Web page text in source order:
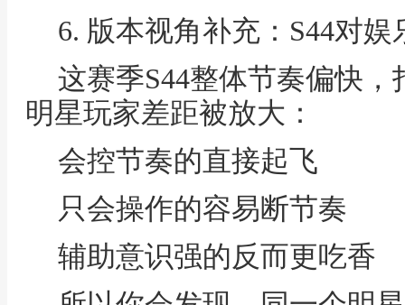
6. 版本视角补充：S44对娱
这赛季S44整体节奏偏快
明星玩家差距被放大：
会控节奏的直接起飞
只会操作的容易断节奏
辅助意识强的反而更吃香